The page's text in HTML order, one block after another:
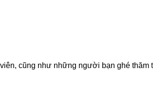
cũng như những người bạn ghé thăm